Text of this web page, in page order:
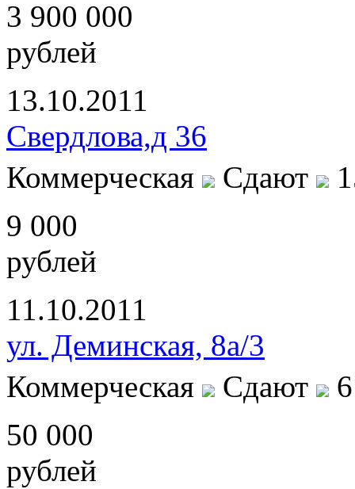
3 900 000
рублей
13.10.2011
Свердлова,д 36
Коммерческая
Сдают
9 000
рублей
11.10.2011
ул. Деминская, 8а/3
Коммерческая
Сдают
50 000
рублей